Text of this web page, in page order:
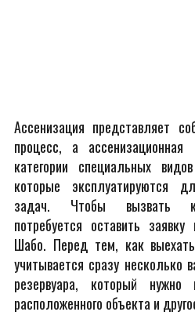
Ассенизация представляет
процесс, а
категории специальных
которые эксплуатируются
задач. Чтобы вызвать
потребуется оставить
Шабо. Перед тем, как
учитывается сразу
резервуара, который нужно
расположенного объекта и